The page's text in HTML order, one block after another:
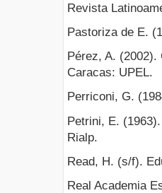
Revista
Pastoriza de E.
Pérez, A.
Caracas: UPEL.
Perriconi, G.
Petrini, E.
Rialp.
Read, H. (s/f).
Real Academia